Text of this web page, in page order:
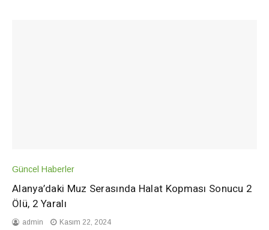
Güncel Haberler
Alanya’daki Muz Serasında Halat Kopması Sonucu 2
Ölü, 2 Yaralı
admin Kasım 22, 2024